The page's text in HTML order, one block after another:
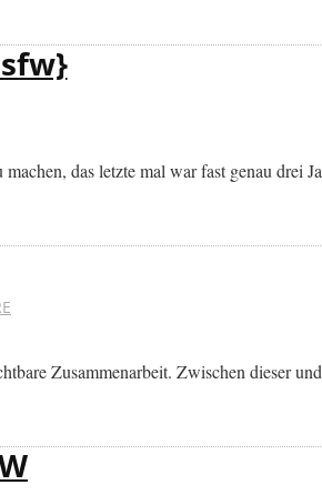
das letzte mal war fast genau drei
Zusammenarbeit. Zwischen dieser